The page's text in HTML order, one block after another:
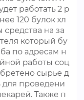
работать 2 р
120 булок хл
на за
который бу
по адресам н
работы соц
сырье д
для проведени
Также п